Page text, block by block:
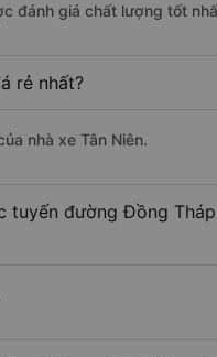
đánh giá chất lượng tốt
rẻ nhất?
nhà xe Tân Niên.
tuyến đường Đồng